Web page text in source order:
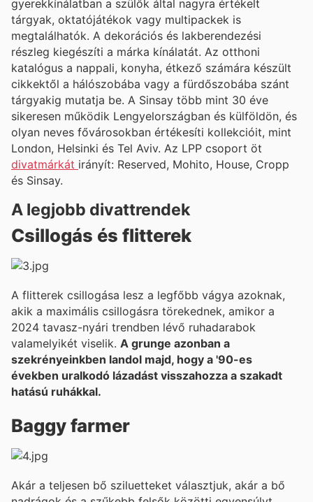
gyerekkínálatban a szülők által nagyra értékelt
tárgyak, oktatójátékok vagy multipackek is
megtalálhatók. A dekorációs és lakberendezési
részleg kiegészíti a márka kínálatát. Az otthoni
katalógus a nappali, konyha, étkező számára készült
cikkektől a hálószobába vagy a fürdőszobába szánt
tárgyakig mutatja be. A Sinsay több mint 30 éve
sikeresen működik Lengyelországban és külföldön, és
olyan neves fővárosokban értékesíti kollekcióit, mint
London, Helsinki és Tel Aviv. Az LPP csoport öt
divatmárkát irányít: Reserved, Mohito, House, Cropp
és Sinsay.
A legjobb divattrendek
Csillogás és flitterek
A flitterek csillogása lesz a legfőbb vágya azoknak,
akik a maximális csillogásra törekednek, amikor a
2024 tavasz-nyári trendben lévő ruhadarabok
valamelyikét viselik. A grunge azonban a
szekrényeinkben landol majd, hogy a '90-es
években uralkodó lázadást visszahozza a szakadt
hatású ruhákkal.
Baggy farmer
Akár a teljesen bő sziluetteket választjuk, akár a bő